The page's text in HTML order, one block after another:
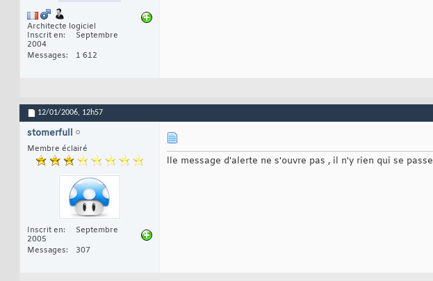
Architecte logiciel
Inscrit en
Septembre
2004
Messages
1 612
12/01/2006, 12h57
stomerfull
Membre éclairé
Inscrit en
Septembre
2005
Messages
307
lle message d'alerte ne s'ouvre pas , il n'y rien qui se passe